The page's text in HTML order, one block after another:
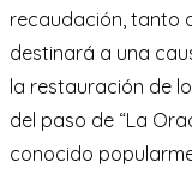
recaudación, tanto
destinará a una
la restauración de
del paso de “La
conocido